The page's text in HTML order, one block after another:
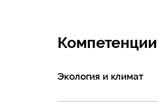
Компетенции
Экология и климат